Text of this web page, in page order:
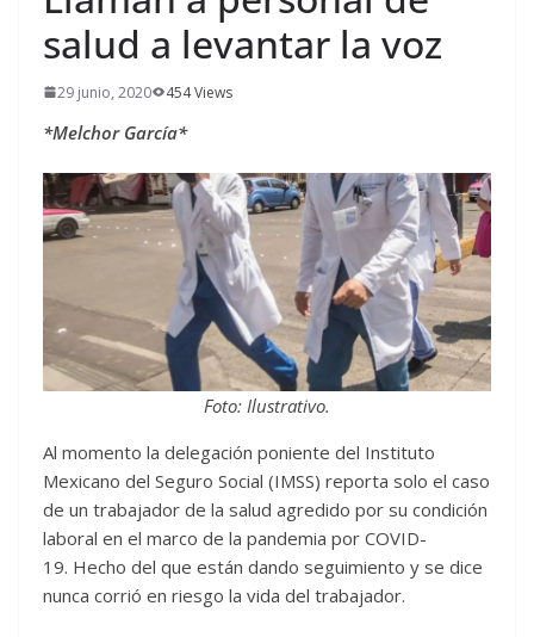
salud a levantar la voz
29 junio, 2020 454 Views
*Melchor García*
Foto: Ilustrativo.
Al momento la delegación poniente del Instituto
Mexicano del Seguro Social (IMSS) reporta solo el caso
de un trabajador de la salud agredido por su condición
laboral en el marco de la pandemia por COVID-
19. Hecho del que están dando seguimiento y se dice
nunca corrió en riesgo la vida del trabajador.